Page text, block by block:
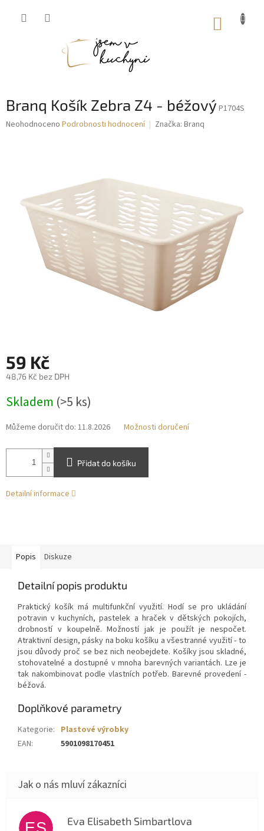
Branq Košík Zebra Z4 - béžový P1704S
Průměrné
hvězdiček.
Neohodnoceno Podrobnosti hodnocení Značka: Branq
59 Kč
48,76 Kč bez DPH
cena:
Skladem (>5 ks)
Můžeme doručit do: 11.8.2026 Možnosti doručení
Přidat do košíku
Detailní informace
Popis Diskuze
Detailní popis produktu
Praktický košík má multifunkční využití. Hodí se pro ukládání
potravin v kuchyních, pastelek a hraček v dětských pokojích,
drobností v koupelně. Možností jak je použít je nespočet.
Atraktivní design, pásky na boku košíku a všestranné využití - to
jsou důvody proč se bez nich neobejdete. Košíky jsou skladné,
stohovatelné a dostupné v mnoha barevných variantách. Lze je
tak nakombinovat podle vlastních potřeb. Barevné provedení -
béžová.
Doplňkové parametry
Kategorie: Plastové výrobky
EAN: 5901098170451
Eva Elisabeth Simbartlova